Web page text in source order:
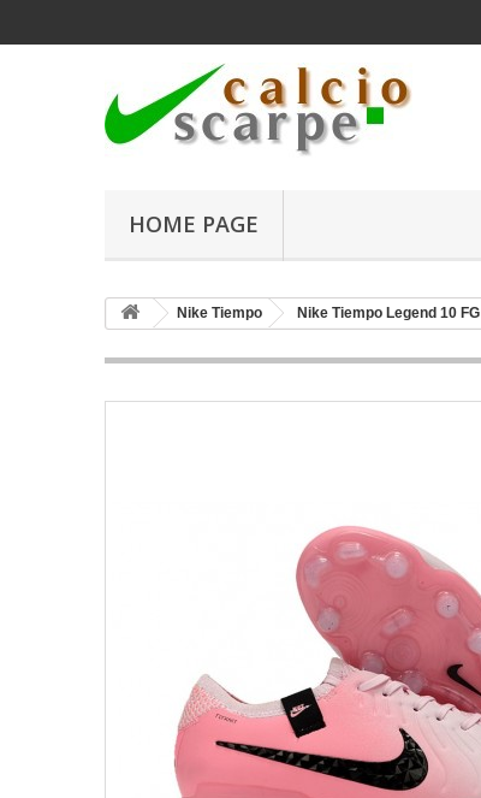
HOME PAGE
Nike Tiempo Nike Tiempo Legend 10 FG